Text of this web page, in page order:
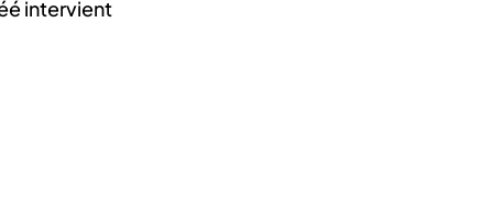
intervient